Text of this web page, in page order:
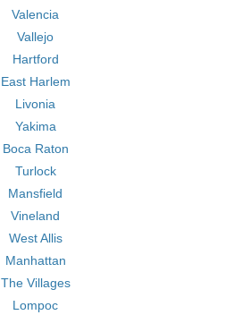
Valencia
Vallejo
Hartford
East Harlem
Livonia
Yakima
Boca Raton
Turlock
Mansfield
Vineland
West Allis
Manhattan
The Villages
Lompoc